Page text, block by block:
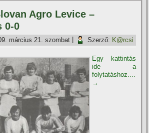
Agro Levice –
0-0
március 21. szombat Szerző: K@rcsi
Egy kattintás
ide a
folytatáshoz....
→